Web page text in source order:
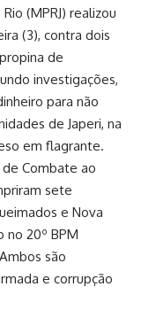
(MPRJ) realizou
(3), contra dois
de
investigações,
para não
de Japeri, na
em flagrante.
Combate ao
sete
e Nova
no 20º BPM
são
e corrupção